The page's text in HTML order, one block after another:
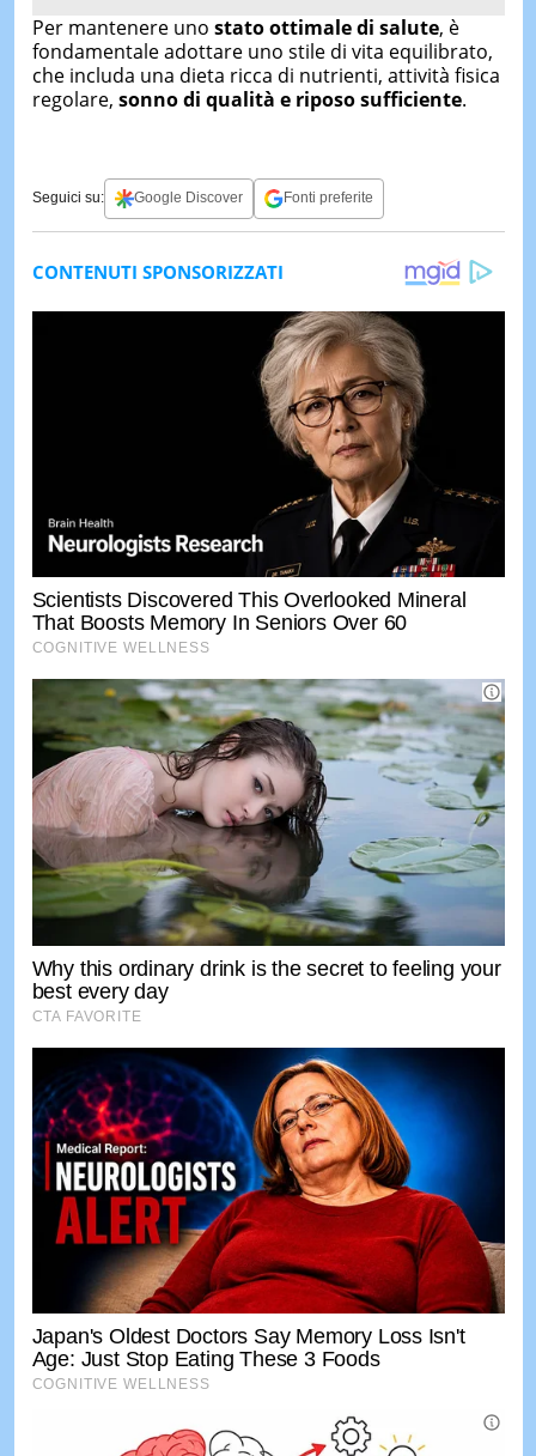
Per mantenere uno stato ottimale di salute, è
fondamentale adottare uno stile di vita equilibrato,
che includa una dieta ricca di nutrienti, attività fisica
regolare, sonno di qualità e riposo sufficiente.
Seguici su: Google Discover Fonti preferite